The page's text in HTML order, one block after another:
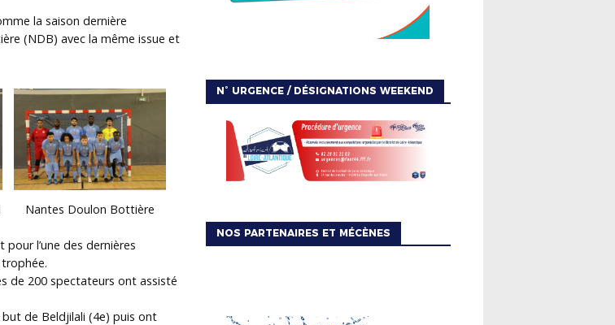
la saison dernière
(NDB) avec la même issue et
Nantes Doulon Bottière
l’une des dernières
de 200 spectateurs ont assisté
but de Beldjilali (4e) puis ont
N° URGENCE / DÉSIGNATIONS WEEKEND
NOS PARTENAIRES ET MÉCÈNES